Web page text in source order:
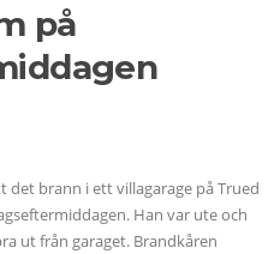
på
det brann i ett villagarage på Trued
Han var ute och
ut från garaget. Brandkåren